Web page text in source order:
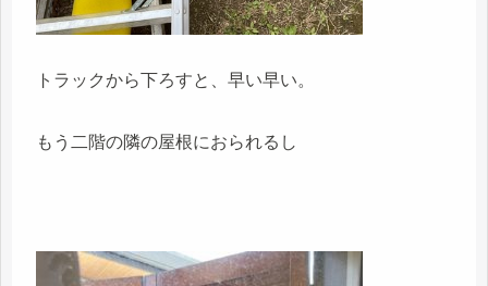
トラックから下ろすと、早い早い。
もう二階の隣の屋根におられるし